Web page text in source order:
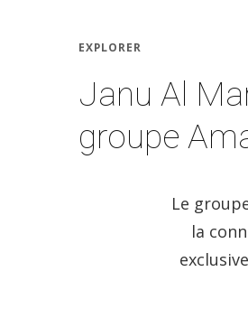
EXPLORER
Janu Al
groupe
Le
la